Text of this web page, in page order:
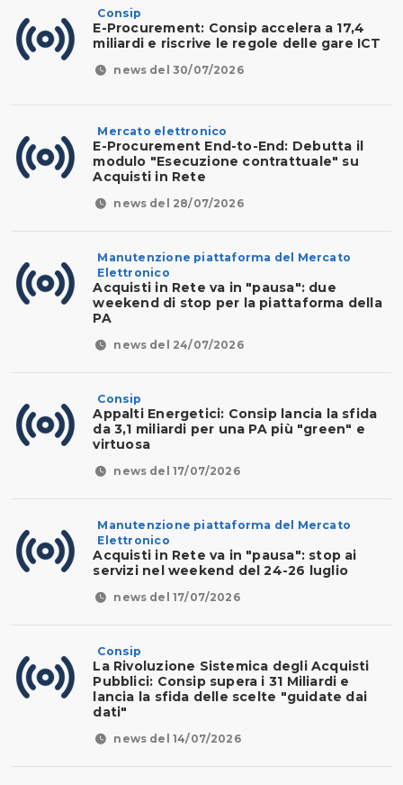
Consip
E-Procurement: Consip accelera a 17,4
miliardi e riscrive le regole delle gare ICT
news del 30/07/2026
Mercato elettronico
E-Procurement End-to-End: Debutta il
modulo "Esecuzione contrattuale" su
Acquisti in Rete
news del 28/07/2026
Manutenzione piattaforma del Mercato
Elettronico
Acquisti in Rete va in "pausa": due
weekend di stop per la piattaforma della
PA
news del 24/07/2026
Consip
Appalti Energetici: Consip lancia la sfida
da 3,1 miliardi per una PA più "green" e
virtuosa
news del 17/07/2026
Manutenzione piattaforma del Mercato
Elettronico
Acquisti in Rete va in "pausa": stop ai
servizi nel weekend del 24-26 luglio
news del 17/07/2026
Consip
La Rivoluzione Sistemica degli Acquisti
Pubblici: Consip supera i 31 Miliardi e
lancia la sfida delle scelte "guidate dai
dati"
news del 14/07/2026